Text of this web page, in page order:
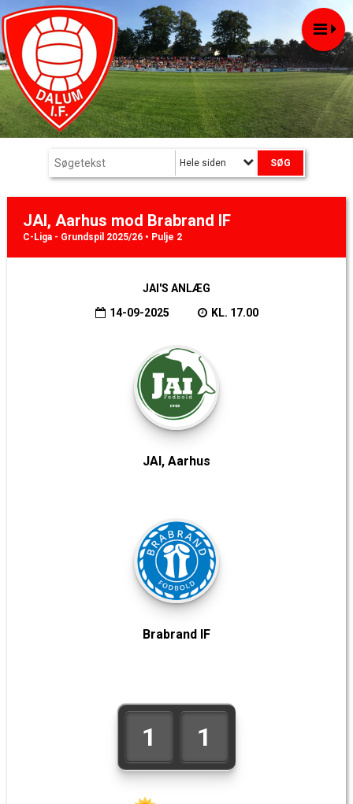
Hele siden
JAI, Aarhus mod Brabrand IF
C-Liga - Grundspil 2025/26 • Pulje 2
JAI'S ANLÆG
14-09-2025
KL. 17.00
JAI, Aarhus
1 1
Brabrand IF